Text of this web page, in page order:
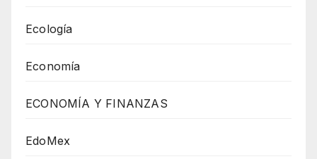
Ecología
Economía
ECONOMÍA Y FINANZAS
EdoMex